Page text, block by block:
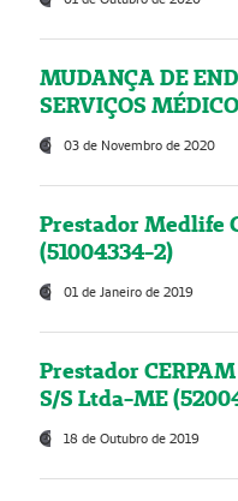
MUDANÇA DE
SERVIÇOS
03 de Novembro de 2020
Prestador Medlife
(51004334-2)
01 de Janeiro de 2019
Prestador
S/S Ltda-ME
18 de Outubro de 2019